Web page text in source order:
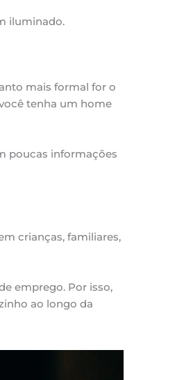
iluminado.
mais formal for o
tenha um home
poucas informações
crianças, familiares,
emprego. Por isso,
ao longo da